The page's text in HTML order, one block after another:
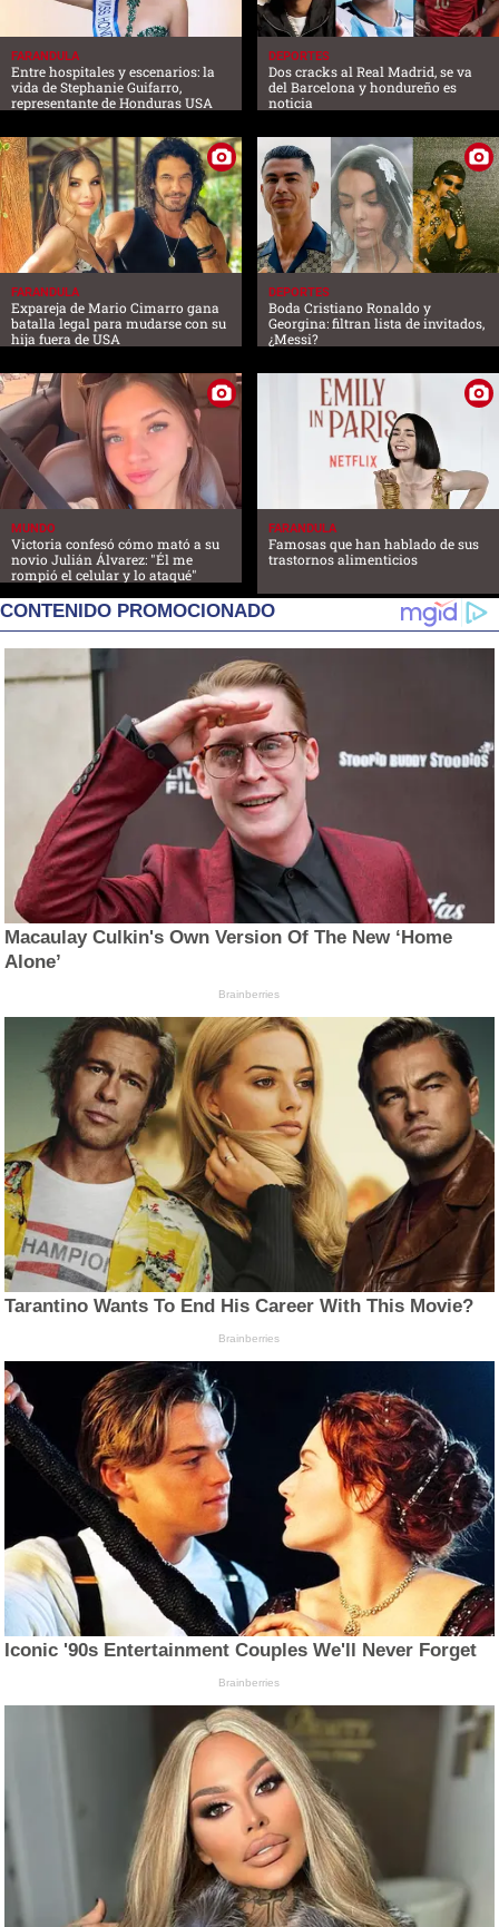
FARANDULA
Entre hospitales y escenarios: la
vida de Stephanie Guifarro,
representante de Honduras USA
DEPORTES
Dos cracks al Real Madrid, se va
del Barcelona y hondureño es
noticia
FARANDULA
Expareja de Mario Cimarro gana
batalla legal para mudarse con su
hija fuera de USA
DEPORTES
Boda Cristiano Ronaldo y
Georgina: filtran lista de invitados,
¿Messi?
MUNDO
Victoria confesó cómo mató a su
novio Julián Álvarez: "Él me
rompió el celular y lo ataqué"
FARANDULA
Famosas que han hablado de sus
trastornos alimenticios
CONTENIDO PROMOCIONADO
Macaulay Culkin's Own Version Of The New ‘Home
Alone’
Brainberries
Tarantino Wants To End His Career With This Movie?
Brainberries
Iconic '90s Entertainment Couples We'll Never Forget
Brainberries